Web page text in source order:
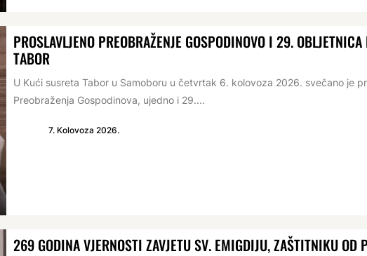
PROSLAVLJENO PREOBRAŽENJE GOSPODINOVO I 29.
TABOR
U Kući susreta Tabor u Samoboru u četvrtak 6. kolovoza 2026. svečano je
Preobraženja Gospodinova, ujedno i 29....
7. Kolovoza 2026.
269 GODINA VJERNOSTI ZAVJETU SV. EMIGDIJU, ZAŠTITNIKU OD